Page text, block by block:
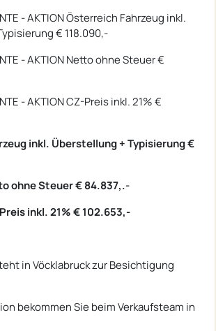
- AKTION Österreich Fahrzeug inkl.
€ 118.090,-
- AKTION Netto ohne Steuer €
- AKTION CZ-Preis inkl. 21% €
inkl. Überstellung + Typisierung €
ohne Steuer € 84.837,.-
inkl. 21% € 102.653,-
in Vöcklabruck zur Besichtigung
bekommen Sie beim Verkaufsteam in